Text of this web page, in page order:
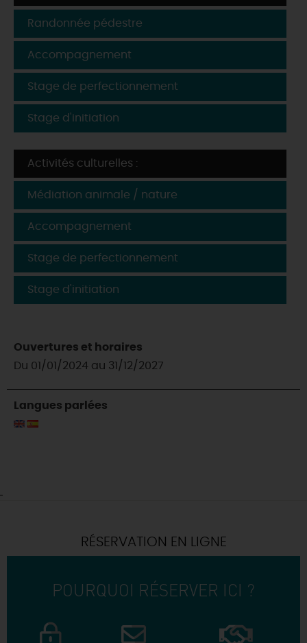
Randonnée pédestre
Accompagnement
Stage de perfectionnement
Stage d'initiation
Activités culturelles :
Médiation animale / nature
Accompagnement
Stage de perfectionnement
Stage d'initiation
Ouvertures et horaires
Du 01/01/2024 au 31/12/2027
Langues parlées
RÉSERVATION EN LIGNE
POURQUOI RÉSERVER ICI ?